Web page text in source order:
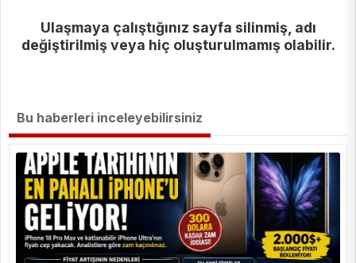
Ulaşmaya çalıştığınız sayfa silinmiş, adı
değiştirilmiş veya hiç oluşturulmamış olabilir.
Bu haberleri inceleyebilirsiniz